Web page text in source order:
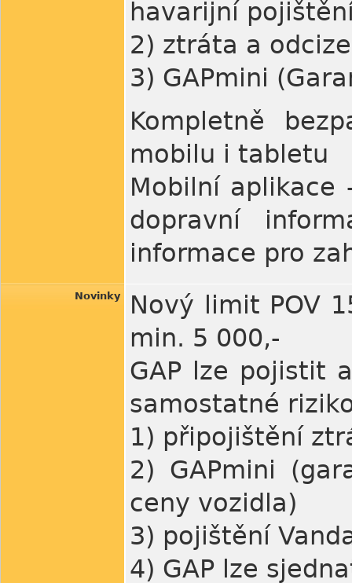
havarijní
2) ztráta a
3) GAPmini
Kompletně
mobilu i tabletu
Mobilní
dopravní
informace pro
Novinky
Nový limit POV
min. 5 000,-
GAP lze pojistit
samostatné
1) připojištění
2) GAPmini
ceny vozidla)
3) pojištění
4) GAP lze